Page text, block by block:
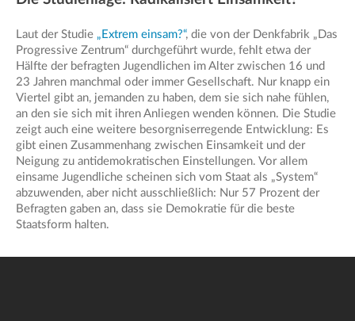
Laut der Studie „Extrem einsam?“, die von der Denkfabrik „Das
Progressive Zentrum“ durchgeführt wurde, fehlt etwa der
Hälfte der befragten Jugendlichen im Alter zwischen 16 und
23 Jahren manchmal oder immer Gesellschaft. Nur knapp ein
Viertel gibt an, jemanden zu haben, dem sie sich nahe fühlen,
an den sie sich mit ihren Anliegen wenden können. Die Studie
zeigt auch eine weitere besorgniserregende Entwicklung: Es
gibt einen Zusammenhang zwischen Einsamkeit und der
Neigung zu antidemokratischen Einstellungen. Vor allem
einsame Jugendliche scheinen sich vom Staat als „System“
abzuwenden, aber nicht ausschließlich: Nur 57 Prozent der
Befragten gaben an, dass sie Demokratie für die beste
Staatsform halten.